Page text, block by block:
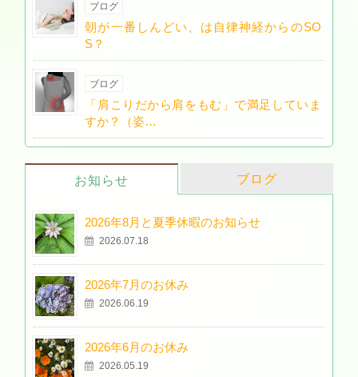
ブログ
朝が一番しんどい、は自律神経からのSO
S？
ブログ
「肩こりだから肩をもむ」で満足していま
すか？（姿…
お知らせ ブログ
2026年8月と夏季休暇のお知らせ
2026.07.18
2026年7月のお休み
2026.06.19
2026年6月のお休み
2026.05.19